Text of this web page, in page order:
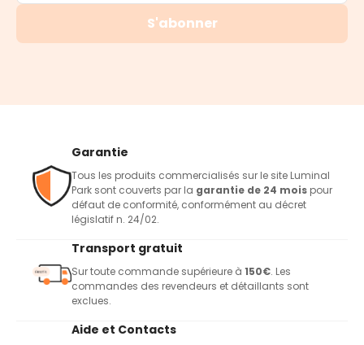
S'abonner
Garantie
Tous les produits commercialisés sur le site Luminal
Park sont couverts par la garantie de 24 mois pour
défaut de conformité, conformément au décret
législatif n. 24/02.
Transport gratuit
Sur toute commande supérieure à 150€. Les
commandes des revendeurs et détaillants sont
exclues.
Aide et Contacts